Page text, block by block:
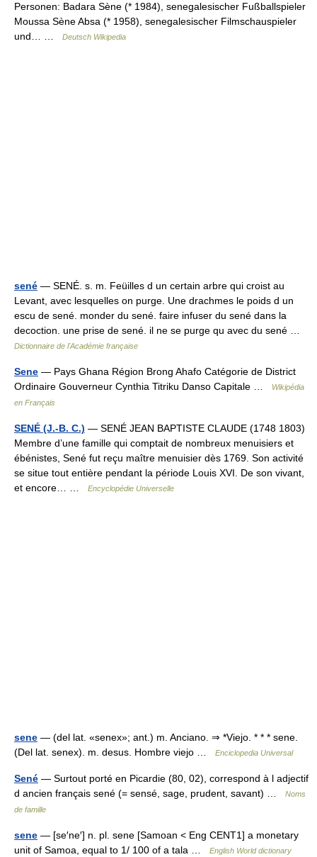
Personen: Badara Sène (* 1984), senegalesischer Fußballspieler
Moussa Sène Absa (* 1958), senegalesischer Filmschauspieler
und… …
Deutsch Wikipedia
sené — SENÉ. s. m. Feüilles d un certain arbre qui croist au
Levant, avec lesquelles on purge. Une drachmes le poids d un
escu de sené. monder du sené. faire infuser du sené dans la
decoction. une prise de sené. il ne se purge qu avec du sené …
Dictionnaire de l'Académie française
Sene — Pays Ghana Région Brong Ahafo Catégorie de District
Ordinaire Gouverneur Cynthia Titriku Danso Capitale …
Wikipédia
en Français
SENÉ (J.-B. C.) — SENÉ JEAN BAPTISTE CLAUDE (1748 1803)
Membre d’une famille qui comptait de nombreux menuisiers et
ébénistes, Sené fut reçu maître menuisier dès 1769. Son activité
se situe tout entière pendant la période Louis XVI. De son vivant,
et encore… …
Encyclopédie Universelle
sene — (del lat. «senex»; ant.) m. Anciano. ⇒ *Viejo. * * * sene.
(Del lat. senex). m. desus. Hombre viejo …
Enciclopedia Universal
Sené — Surtout porté en Picardie (80, 02), correspond à l adjectif
d ancien français sené (= sensé, sage, prudent, savant) …
Noms
de famille
sene — [se′ne′] n. pl. sene [Samoan < Eng CENT1] a monetary
unit of Samoa, equal to 1/ 100 of a tala …
English World dictionary